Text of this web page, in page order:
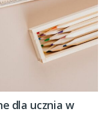
dla ucznia w